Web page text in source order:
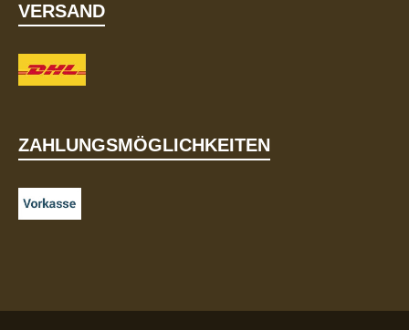
VERSAND
ZAHLUNGSMÖGLICHKEITEN